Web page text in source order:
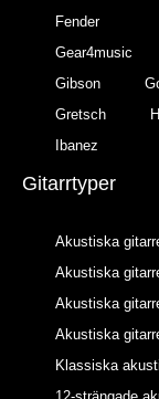
Fender
Gear4music
Gibson
Gretsch
Ibanez
Gitarrtyper
Akustiska
Akustiska
Akustiska
Akustiska
Klassiska